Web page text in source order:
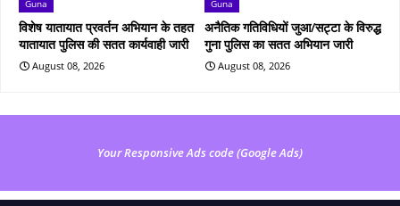
Guna
विशेष यातायात प्रवर्तन अभियान के तहत
यातायात पुलिस की सतत कार्यवाही जारी
August 08, 2026
Guna
अनैतिक गतिविधियों जुआ/सट्टा के विरुद्ध
गुना पुलिस का सतत अभियान जारी
August 08, 2026
Your Responsive Ads code (Google Ads)